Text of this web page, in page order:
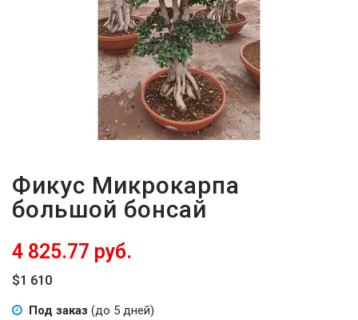
Фикус Микрокарпа
большой бонсай
4 825.77 руб.
$1 610
Под заказ (до 5 дней)